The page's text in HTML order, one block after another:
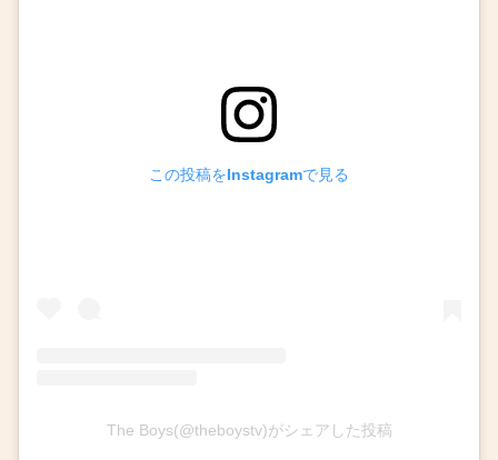
この投稿をInstagramで見る
The Boys(@theboystv)がシェアした投稿